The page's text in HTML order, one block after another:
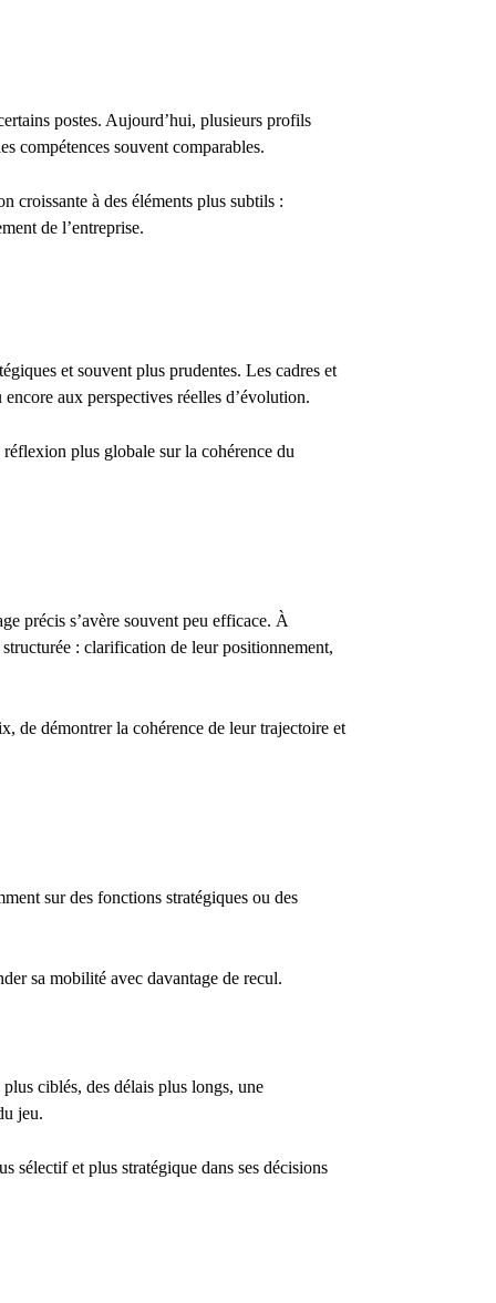
postes. Aujourd’hui, plusieurs profils
compétences souvent comparables.
croissante à des éléments plus subtils :
de l’entreprise.
et souvent plus prudentes. Les cadres et
aux perspectives réelles d’évolution.
plus globale sur la cohérence du
précis s’avère souvent peu efficace. À
: clarification de leur positionnement,
de démontrer la cohérence de leur trajectoire et
sur des fonctions stratégiques ou des
sa mobilité avec davantage de recul.
ciblés, des délais plus longs, une
jeu.
sélectif et plus stratégique dans ses décisions